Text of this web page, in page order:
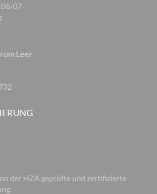
06/07
Leer
der HZA geprüfte und zertifizierte